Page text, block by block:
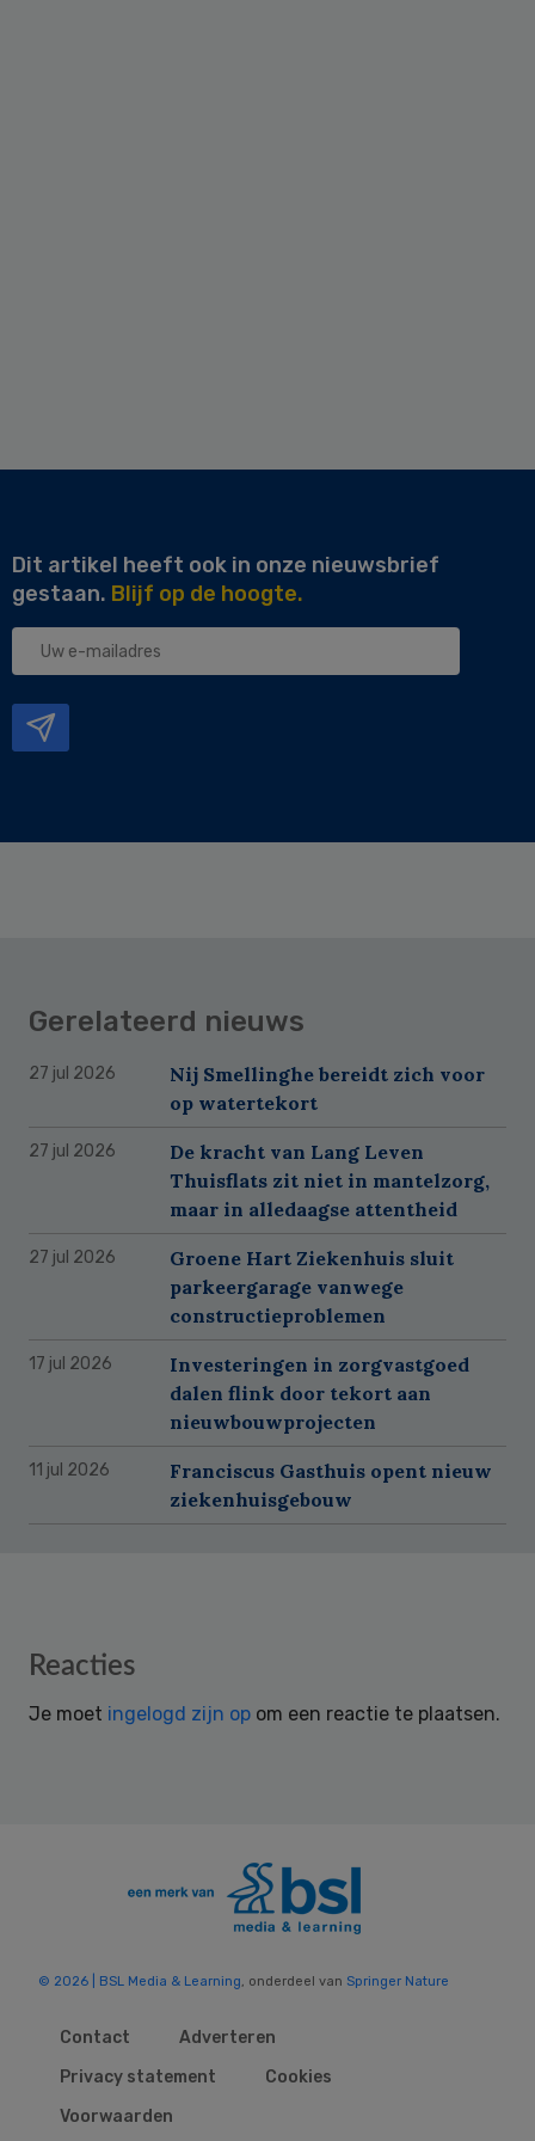
Dit artikel heeft ook in onze nieuwsbrief
gestaan. Blijf op de hoogte.
Uw
Gerelateerd nieuws
27 jul 2026
Nij Smellinghe bereidt zich voor
op watertekort
27 jul 2026
De kracht van Lang Leven
Thuisflats zit niet in mantelzorg,
maar in alledaagse attentheid
27 jul 2026
Groene Hart Ziekenhuis sluit
parkeergarage vanwege
constructieproblemen
17 jul 2026
Investeringen in zorgvastgoed
dalen flink door tekort aan
nieuwbouwprojecten
11 jul 2026
Franciscus Gasthuis opent nieuw
ziekenhuisgebouw
Reader
Reacties
Je moet ingelogd zijn op om een reactie te plaatsen.
© 2026 | BSL Media & Learning, onderdeel van Springer Nature
Contact
Adverteren
Privacy statement
Cookies
Voorwaarden